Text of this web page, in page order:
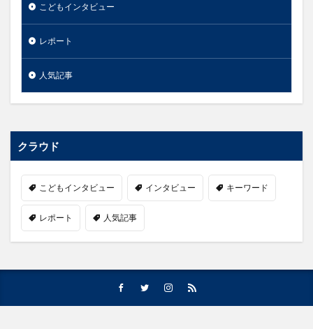
こどもインタビュー
レポート
人気記事
クラウド
こどもインタビュー インタビュー キーワード
レポート 人気記事